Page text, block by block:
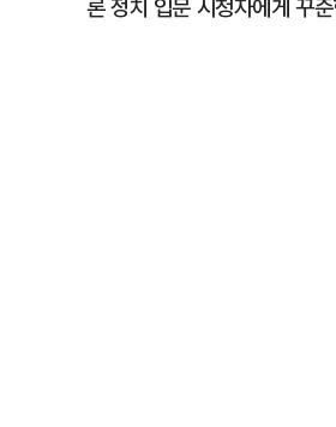
론 정치 입문 시청자에게 꾸